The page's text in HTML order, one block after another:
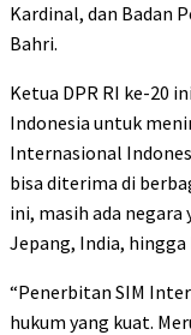
Kardinal, dan Badan
Bahri.
Ketua DPR RI ke-20
Indonesia untuk
Internasional
bisa diterima di
ini, masih ada
Jepang, India, hingga
“Penerbitan SIM
hukum yang kuat.